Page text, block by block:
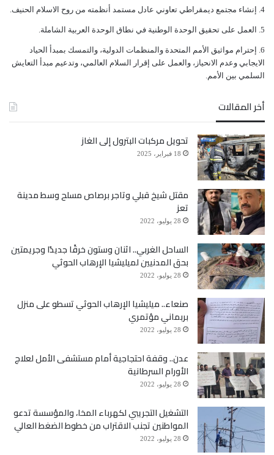
ﺇﻧﺸﺎﺀ ﻣﺠﺘﻤﻊ ﺩﻳﻤﻘﺮﺍﻃﻲ ﺗﻌﺎﻭﻧﻲ ﻋﺎﺩﻝ ﻣﺴﺘﻤﺪ ﺃﻧﻈﻤﺘﻪ ﻣﻦ ﺭﻭﺡ ﺍﻻﺳﻼﻡ ﺍﻟﺤﻨﻴﻒ.
ﺍﻟﻌﻤﻞ ﻋﻠﻰ ﺗﺤﻘﻴﻖ ﺍﻟﻮﺣﺪﺓ ﺍﻟﻮﻃﻨﻴﺔ ﻓﻲ ﻧﻄﺎﻕ ﺍﻟﻮﺣﺪﺓ ﺍﻟﻌﺮﺑﻴﺔ ﺍﻟﺸﺎﻣﻠﺔ.
ﺇﺣﺘﺮﺍﻡ ﻣﻮﺍﺛﻴﻖ الأﻣﻢ ﺍﻟﻤﺘﺤﺪﺓ ﻭﺍﻟﻤﻨﻈﻤﺎﺕ ﺍﻟﺪﻭﻟﻴﺔ، ﻭﺍﻟﺘﻤﺴﻚ ﺑﻤﺒﺪﺃ ﺍﻟﺤﻴﺎﺩ
ﺍﻻﻳﺠﺎﺑﻲ ﻭﻋﺪﻡ ﺍﻻﻧﺤﻴﺎﺯ، ﻭﺍﻟﻌﻤﻞ ﻋﻠﻰ ﺇﻗﺮﺍﺭ ﺍﻟﺴﻼﻡ ﺍﻟﻌﺎﻟﻤﻲ، ﻭﺗﺪﻋﻴﻢ ﻣﺒﺪﺃ ﺍﻟﺘﻌﺎﻳﺶ
ﺍﻟﺴﻠﻤﻲ ﺑﻴﻦ ﺍﻷﻣﻢ.
أخر المقالات
تحويل مركبات البترول إلى الغاز
18 فبراير، 2025
مقتل شيخ قبلي وتاجر برصاص مسلح وسط مدينة
تعز
28 يوليو، 2022
الساحل الغربي.. اثنان وستون خرقًا جديدًا وجريمتين
بحق المدنيين لميليشيا الإرهاب الحوثي
28 يوليو، 2022
صنعاء.. ميليشيا الإرهاب الحوثي تسطو على منزل
بربماني مؤتمري
28 يوليو، 2022
عدن.. وقفة احتجاجية أمام مستشفى الأمل لعلاج
الأورام السرطانية
28 يوليو، 2022
التشغيل التجريبي لكهرباء المخا، والمؤسسة تدعو
المواطنين تجنب الاقتراب من خطوط الضغط العالي
28 يوليو، 2022